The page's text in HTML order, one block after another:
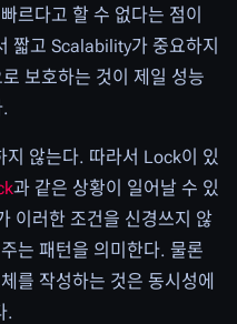
르다고 할 수 없다는 점이
짧고 Scalability가 중요하지
보호하는 것이 제일 성능
지 않는다. 따라서 Lock이 있
과 같은 상황이 일어날 수 있
이러한 조건을 신경쓰지 않
는 패턴을 의미한다. 물론
를 작성하는 것은 동시성에
.